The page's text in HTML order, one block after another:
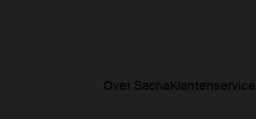
Over SachaKlantenservice